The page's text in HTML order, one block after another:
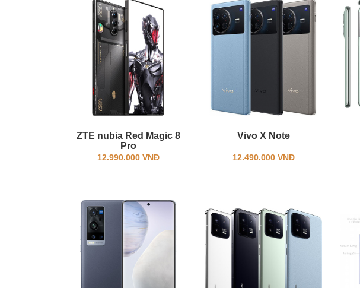
ZTE nubia Red Magic 8
Pro
12.990.000 VNĐ
Vivo X Note
12.490.000 VNĐ